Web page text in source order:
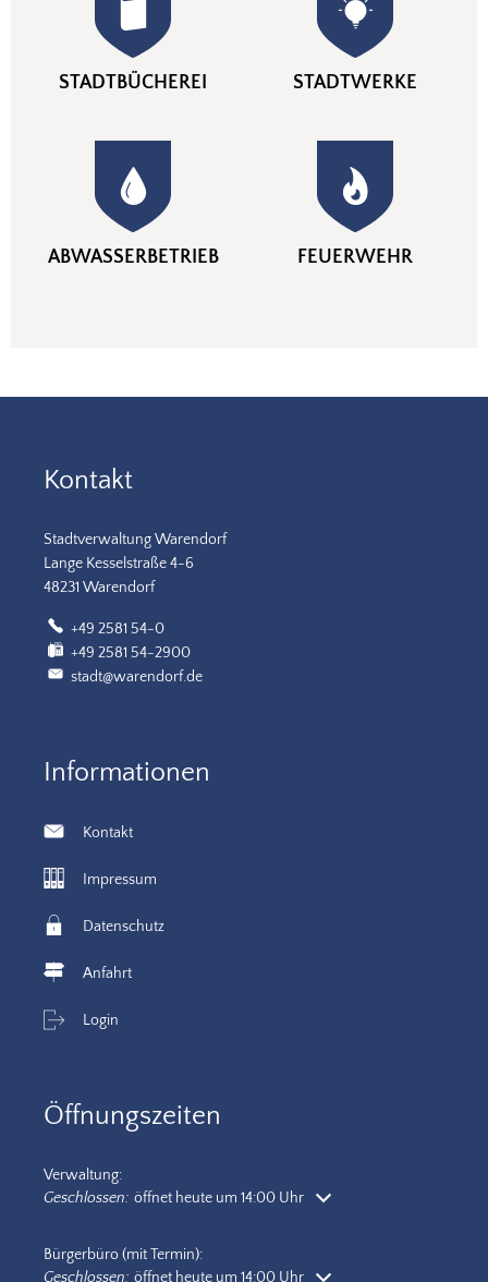
STADTBÜCHEREI STADTWERKE
ABWASSERBETRIEB FEUERWEHR
Kontakt
Stadtverwaltung Warendorf
Lange Kesselstraße 4-6
48231 Warendorf
+49 2581 54-0
+49 2581 54-2900
stadt@warendorf.de
Informationen
Kontakt
Impressum
Datenschutz
Anfahrt
Login
Öffnungszeiten
Verwaltung:
Klicken, um weitere Öffnungs- oder Schließzeiten auszublenden
Geschlossen: öffnet heute um 14:00 Uhr
Bürgerbüro (mit Termin):
Klicken, um weitere Öffnungs- oder Schließzeiten auszublenden
Geschlossen: öffnet heute um 14:00 Uhr